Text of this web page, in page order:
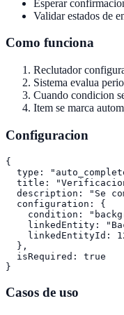
Esperar
Validar estados de
Como funciona
Reclutador
Sistema evalua
Cuando condicion
Item se marca
Configuracion
{
type:
title:
description: "Se
  configuration: {
condition:
linkedEntity:
linkedEntityId:
  },
  isRequired: true
Casos de uso